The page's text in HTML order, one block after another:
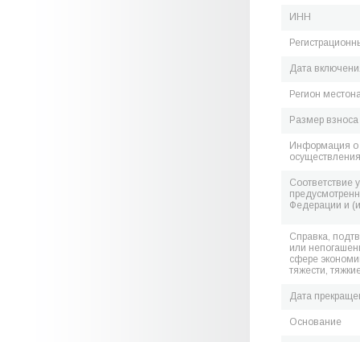
ИНН
Дата
Регион
Размер
Информация о
Соответствие
Федерации и
Справка,
или
сфере
тяжести,
Дата
Основание